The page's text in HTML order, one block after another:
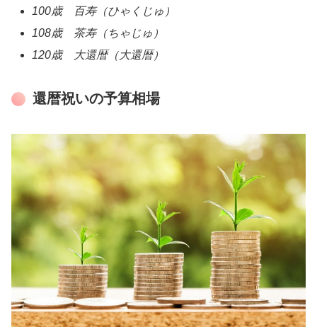
100歳 百寿（ひゃくじゅ）
108歳 茶寿（ちゃじゅ）
120歳 大還暦（大還暦）
還暦祝いの予算相場